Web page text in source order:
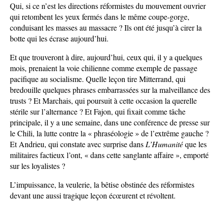
Qui, si ce n’est les directions réformistes du mouvement ouvrier
qui retombent les yeux fermés dans le même coupe-gorge,
conduisant les masses au massacre ? Ils ont été jusqu’à cirer la
botte qui les écrase aujourd’hui.
Et que trouveront à dire, aujourd’hui, ceux qui, il y a quelques
mois, prenaient la voie chilienne comme exemple de passage
pacifique au socialisme. Quelle leçon tire Mitterrand, qui
bredouille quelques phrases embarrassées sur la malveillance des
trusts ? Et Marchais, qui poursuit à cette occasion la querelle
stérile sur l’alternance ? Et Fajon, qui fixait comme tâche
principale, il y a une semaine, dans une conférence de presse sur
le Chili, la lutte contre la « phraséologie » de l’extrême gauche ?
Et Andrieu, qui constate avec surprise dans L’Humanitéque les
militaires factieux l’ont, « dans cette sanglante affaire », emporté
sur les loyalistes ?
L’impuissance, la veulerie, la bêtise obstinée des réformistes
devant une aussi tragique leçon écœurent et révoltent.